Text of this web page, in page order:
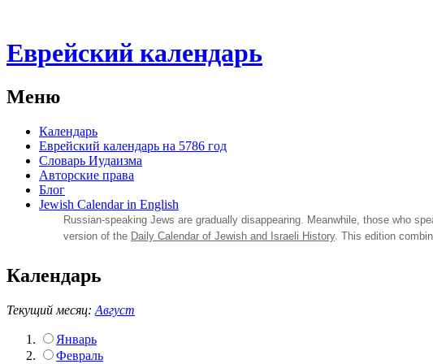
Еврейский календарь
Меню
Календарь
Еврейский календарь на 5786 год
Словарь Иудаизма
Авторские права
Блог
Jewish Calendar in English
Russian‑speaking Jews are gradually disappearing. Meanwhile, those who
version of the Daily Calendar of Jewish and Israeli History. This edition
Календарь
Текущий месяц: Август
Январь
Февраль